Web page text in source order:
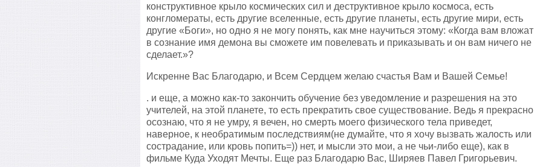
конструктивное крыло космических сил и деструктивное крыло космоса, есть
конгломераты, есть другие вселенные, есть другие планеты, есть другие мири, есть
другие «Боги», но одно я не могу понять, как мне научиться этому: «Когда вам вложат
в сознание имя демона вы сможете им повелевать и приказывать и он вам ничего не
сделает.»?
Искренне Вас Благодарю, и Всем Сердцем желаю счастья Вам и Вашей Семье!
. и еще, а можно как-то закончить обучение без уведомление и разрешения на это
учителей, на этой планете, то есть прекратить свое существование. Ведь я прекрасно
осознаю, что я не умру, я вечен, но смерть моего физического тела приведет,
наверное, к необратимым последствиям(не думайте, что я хочу вызвать жалость или
сострадание, или кровь попить=)) нет, и мысли это мои, а не чьи-либо еще), как в
фильме Куда Уходят Мечты. Еще раз Благодарю Вас, Ширяев Павел Григорьевич.